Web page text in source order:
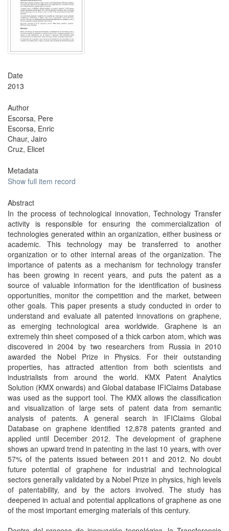
Date
2013
Author
Escorsa, Pere
Escorsa, Enric
Chaur, Jairo
Cruz, Elicet
Metadata
Show full item record
Abstract
In the process of technological innovation, Technology Transfer
activity is responsible for ensuring the commercialization of
technologies generated within an organization, either business or
academic. This technology may be transferred to another
organization or to other internal areas of the organization. The
importance of patents as a mechanism for technology transfer
has been growing in recent years, and puts the patent as a
source of valuable information for the identification of business
opportunities, monitor the competition and the market, between
other goals. This paper presents a study conducted in order to
understand and evaluate all patented innovations on graphene,
as emerging technological area worldwide. Graphene is an
extremely thin sheet composed of a thick carbon atom, which was
discovered in 2004 by two researchers from Russia in 2010
awarded the Nobel Prize in Physics. For their outstanding
properties, has attracted attention from both scientists and
industrialists from around the world. KMX Patent Analytics
Solution (KMX onwards) and Global database IFIClaims Database
was used as the support tool. The KMX allows the classification
and visualization of large sets of patent data from semantic
analysis of patents. A general search in IFIClaims Global
Database on graphene identified 12,878 patents granted and
applied until December 2012. The development of graphene
shows an upward trend in patenting in the last 10 years, with over
57% of the patents issued between 2011 and 2012. No doubt
future potential of graphene for industrial and technological
sectors generally validated by a Nobel Prize in physics, high levels
of patentability, and by the actors involved. The study has
deepened in actual and potential applications of graphene as one
of the most important emerging materials of this century.